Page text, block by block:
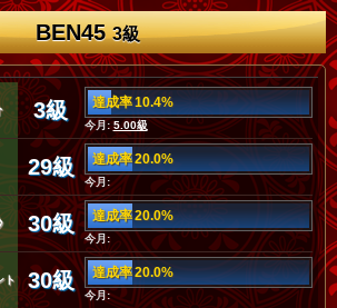
BEN453級
3級 達成率 10.4%
今月:5.00級
29級 達成率 20.0%
今月:
30級 達成率 20.0%
今月:
ト 30級 達成率 20.0%
今月: